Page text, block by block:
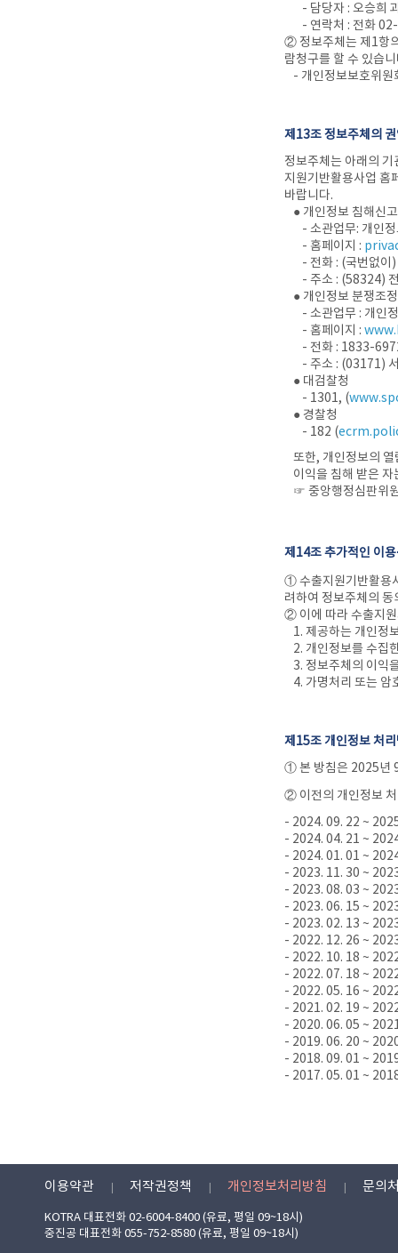
- 담당자 : 오승희
- 연락처 : 전화
② 정보주체는 제1항
람청구를 할 수 있습
- 개인정보보호위
제13조 정보주체의
정보주체는 아래의
지원기반활용사업 홈
바랍니다.
● 개인정보 침해신
- 소관업무: 개인
- 홈페이지 :
- 전화 : (국번없이
- 주소 : (58324)
● 개인정보 분쟁조
- 소관업무 : 개인
- 홈페이지 :
- 전화 : 1833-
- 주소 : (03171)
● 대검찰청
- 1301, (
● 경찰청
- 182 (
또한, 개인정보의
이익을 침해 받은
☞ 중앙행정심판위
제14조 추가적인 이
① 수출지원기반활용
려하여 정보주체의
② 이에 따라 수출지원
1. 제공하는 개인정
2. 개인정보를 수집
3. 정보주체의 이익
4. 가명처리 또는 암
제15조 개인정보 처
① 본 방침은 2025년
② 이전의 개인정보
- 2024. 09. 22 ~
- 2024. 04. 21 ~
- 2024. 01. 01 ~
- 2023. 11. 30 ~
- 2023. 08. 03 ~
- 2023. 06. 15 ~
- 2023. 02. 13 ~
- 2022. 12. 26 ~
- 2022. 10. 18 ~
- 2022. 07. 18 ~
- 2022. 05. 16 ~
- 2021. 02. 19 ~
- 2020. 06. 05 ~
- 2019. 06. 20 ~
- 2018. 09. 01 ~
- 2017. 05. 01 ~
이용약관 저작권정책 개인정보처리방침 문의
KOTRA 대표전화 02-6004-8400 (유료, 평일 09~18시)
중진공 대표전화 055-752-8580 (유료, 평일 09~18시)